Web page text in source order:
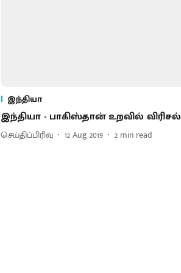
இந்தியா
இந்தியா - பாகிஸ்தான் உறவில் விரிசல்
செய்திப்பிரிவு 12 Aug 2019 2 min read